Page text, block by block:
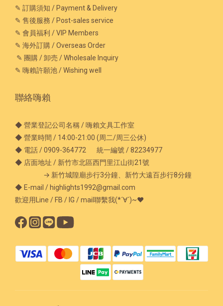
✎ 訂購須知 / Payment & Delivery
✎ 售後服務 / Post-sales service
✎ 會員福利 / VIP Members
✎ 海外訂購 / Overseas Order
✎ 團購 / 卸売 / Wholesale Inquiry
✎ 嗨賴許願池 / Wishing well
聯絡嗨賴
◆ 營業登記公司名稱 / 嗨賴文具工作室
◆ 營業時間 / 14:00-21:00 (周二/周三公休)
◆ 電話 / 0909-364772 統一編號 / 82234977
◆ 店面地址 / 新竹市北區西門里江山街21號
→ 新竹城隍廟步行3分鐘、新竹大遠百步行8分鐘
◆ E-mail / highlights1992@gmail.com
歡迎用Line / FB / IG / mail聯繫我(*´∀`)~♥